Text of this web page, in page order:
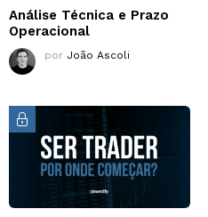
Análise Técnica e Prazo
Operacional
por João Ascoli